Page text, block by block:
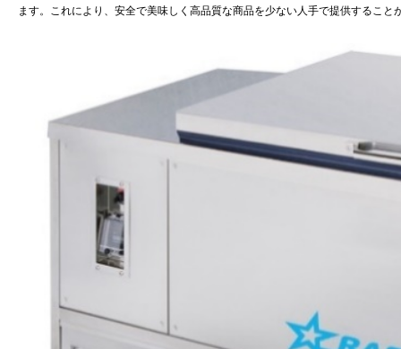
ます。これにより、安全で美味しく高品質な商品を少ない人手で提供すること